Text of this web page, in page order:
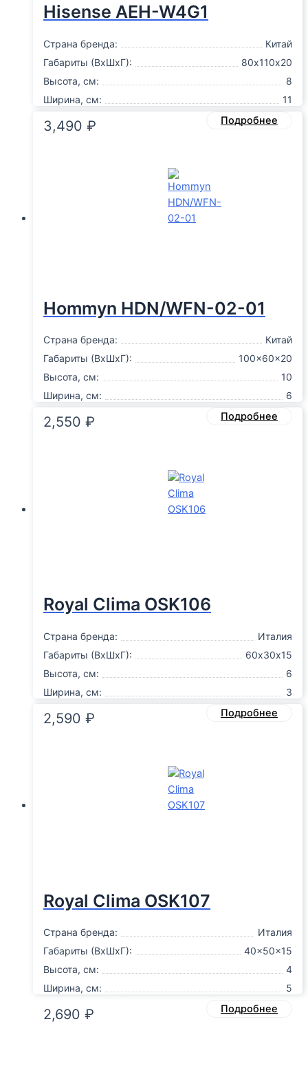
Hisense AEH-W4G1
Страна бренда:
Китай
Габариты (ВxШxГ):
80х110х20
Высота, см:
8
Ширина, см:
11
3,490 ₽ Подробнее
Hommyn HDN/WFN-02-01
Страна бренда:
Китай
Габариты (ВxШxГ):
100x60x20
Высота, см:
10
Ширина, см:
6
2,550 ₽ Подробнее
Royal Clima OSK106
Страна бренда:
Италия
Габариты (ВxШxГ):
60х30х15
Высота, см:
6
Ширина, см:
3
2,590 ₽ Подробнее
Royal Clima OSK107
Страна бренда:
Италия
Габариты (ВxШxГ):
40x50x15
Высота, см:
4
Ширина, см:
5
2,690 ₽ Подробнее